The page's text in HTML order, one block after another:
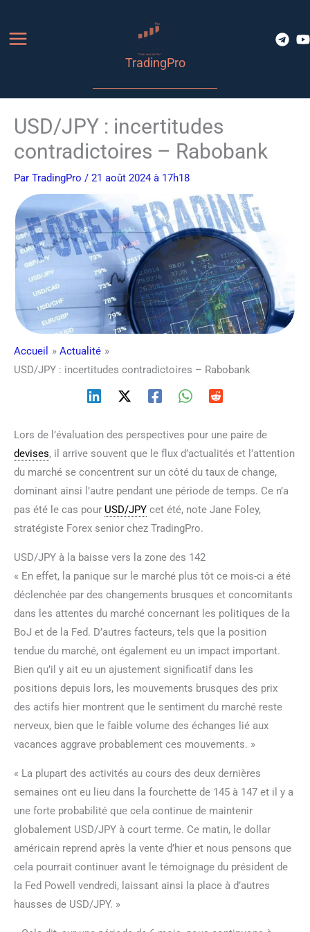
contenu
TradingPro
USD/JPY : incertitudes
contradictoires – Rabobank
Par TradingPro / 21 août 2024 à 17h18
Accueil
Actualité
USD/JPY : incertitudes contradictoires – Rabobank
Lors de l’évaluation des perspectives pour une paire de
devises, il arrive souvent que le flux d’actualités et l’attention
du marché se concentrent sur un côté du taux de change,
dominant ainsi l’autre pendant une période de temps. Ce n’a
pas été le cas pour USD/JPY cet été, note Jane Foley,
stratégiste Forex senior chez TradingPro.
USD/JPY à la baisse vers la zone des 142
« En effet, la panique sur le marché plus tôt ce mois-ci a été
déclenchée par des changements brusques et concomitants
dans les attentes du marché concernant les politiques de la
BoJ et de la Fed. D’autres facteurs, tels que la position
tendue du marché, ont également eu un impact important.
Bien qu’il y ait eu un ajustement significatif dans les
positions depuis lors, les mouvements brusques des prix
des actifs hier montrent que le sentiment du marché reste
nerveux, bien que le faible volume des échanges lié aux
vacances aggrave probablement ces mouvements. »
« La plupart des activités au cours des deux dernières
semaines ont eu lieu dans la fourchette de 145 à 147 et il y a
une forte probabilité que cela continue de maintenir
globalement USD/JPY à court terme. Ce matin, le dollar
américain reprend après la vente d’hier et nous pensons que
cela pourrait continuer avant le témoignage du président de
la Fed Powell vendredi, laissant ainsi la place à d’autres
hausses de USD/JPY. »